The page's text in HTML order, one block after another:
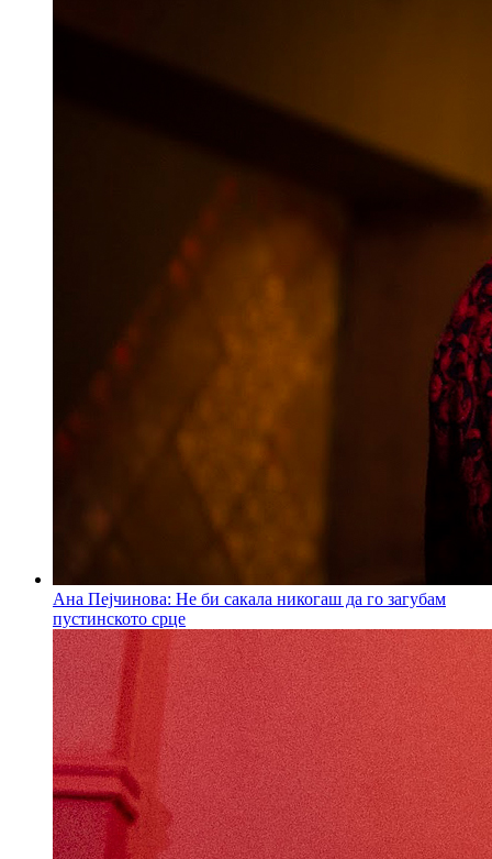
Ана Пејчинова: Не би сакала никогаш да го загубам
пустинското срце